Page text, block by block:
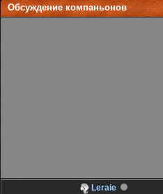
Обсуждение компаньонов
Leraie